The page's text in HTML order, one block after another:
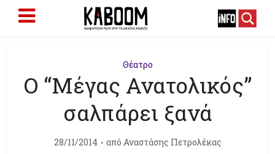
Θέατρο
Ο “Μέγας Ανατολικός”
σαλπάρει ξανά
28/11/2014 από Αναστάσης Πετρολέκας